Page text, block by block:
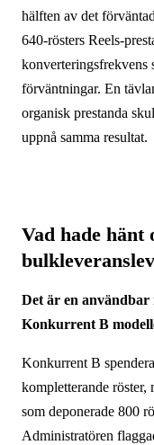
hälften av det
640-rösters Reels-
konverteringsfrekvens
förväntningar. En
organisk prestanda
uppnå samma resultat.
Vad hade hänt
Det är en
Konkurrent B
Konkurrent B
kompletterande röster,
som deponerade 800
Administratören